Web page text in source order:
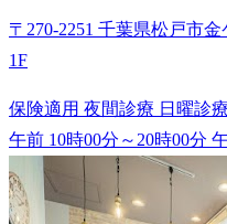
〒270-2251 千葉県松戸市
1F
保険適用 夜間診療 日曜診療
午前 10時00分～20時00分